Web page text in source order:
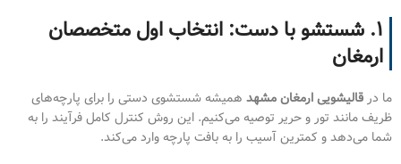
۱. شستشو با دست: انتخاب اول متخصصان
ارمغان
ما در قالیشویی ارمغان مشهد همیشه شستشوی دستی را برای پارچه‌های
ظریف مانند تور و حریر توصیه می‌کنیم. این روش کنترل کامل فرآیند را به
شما می‌دهد و کمترین آسیب را به بافت پارچه وارد می‌کند.